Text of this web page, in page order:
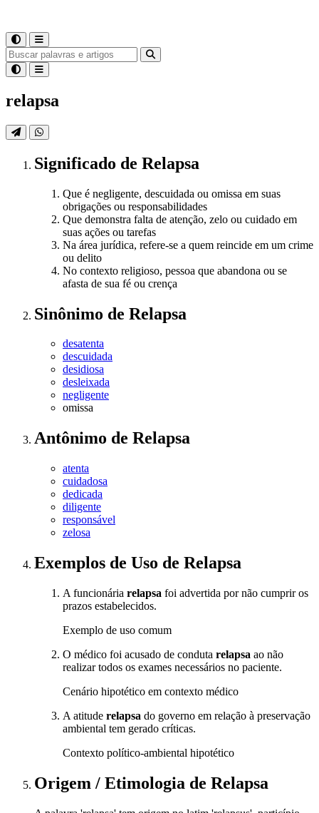
relapsa
Significado de Relapsa
Que é negligente, descuidada ou omissa em suas
obrigações ou responsabilidades
Que demonstra falta de atenção, zelo ou cuidado em
suas ações ou tarefas
Na área jurídica, refere-se a quem reincide em um crime
ou delito
No contexto religioso, pessoa que abandona ou se
afasta de sua fé ou crença
Sinônimo de Relapsa
desatenta
descuidada
desidiosa
desleixada
negligente
omissa
Antônimo de Relapsa
atenta
cuidadosa
dedicada
diligente
responsável
zelosa
Exemplos de Uso de Relapsa
A funcionária relapsa foi advertida por não cumprir os
prazos estabelecidos.
Exemplo de uso comum
O médico foi acusado de conduta relapsa ao não
realizar todos os exames necessários no paciente.
Cenário hipotético em contexto médico
A atitude relapsa do governo em relação à preservação
ambiental tem gerado críticas.
Contexto político-ambiental hipotético
Origem / Etimologia de Relapsa